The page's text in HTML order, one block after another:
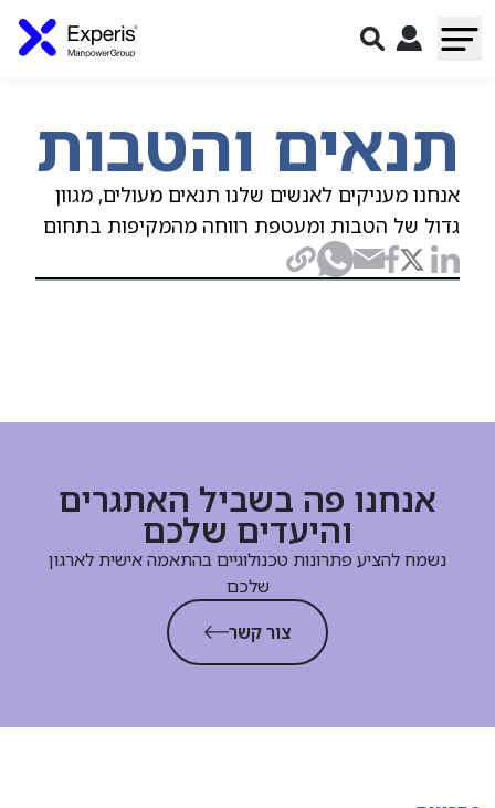
תנאים והטבות
אנחנו מעניקים לאנשים שלנו תנאים מעולים, מגוון
גדול של הטבות ומעטפת רווחה מהמקיפות בתחום
אנחנו פה בשביל האתגרים
והיעדים שלכם
נשמח להציע פתרונות טכנולוגיים בהתאמה אישית לארגון
שלכם
צור קשר